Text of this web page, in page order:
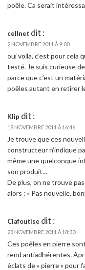
poêle. Ca serait
cellnet dit :
2 NOVEMBRE 2011 À 9:00
oui voila, c’est pour cela
testé. Je suis curieuse
parce que c’est un
poêles autant en retirer
Klip dit :
18 NOVEMBRE 2011 À 16:46
Je trouve que ces
constructeur n’indique
même une quelconque
son produit…
De plus, on ne trouve
alors : « Pas nouvelle,
Clafoutise dit :
23 NOVEMBRE 2011 À 18:30
Ces poêles en pierre
rend antiadhérentes.
éclats de « pierre » pour